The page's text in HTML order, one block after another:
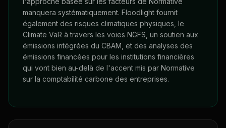
manquera systématiquement. Floodlight fournit
également des risques climatiques physiques, le
Climate VaR à travers les voies NGFS, un soutien aux
émissions intégrées du CBAM, et des analyses des
émissions financées pour les institutions financières
qui vont bien au-delà de l'accent mis par Normative
sur la comptabilité carbone des entreprises.